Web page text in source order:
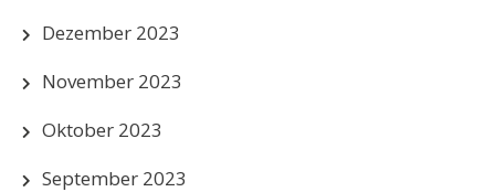
Dezember 2023
November 2023
Oktober 2023
September 2023